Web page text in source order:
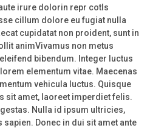
irure dolorin repr cotls
cillum dolore eu fugiat nulla
cupidatat non proident, sunt in
animVivamus non metus
bibendum. Integer luctus
elementum vitae. Maecenas
vehicula luctus. Quisque
sit amet, laoreet imperdiet felis.
Nulla id ipsum ultricies,
Donec in dui sit amet ante